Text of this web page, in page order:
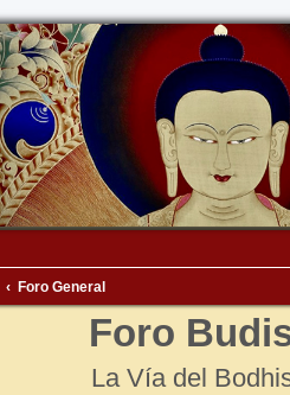
Foro General
Foro
La Vía del